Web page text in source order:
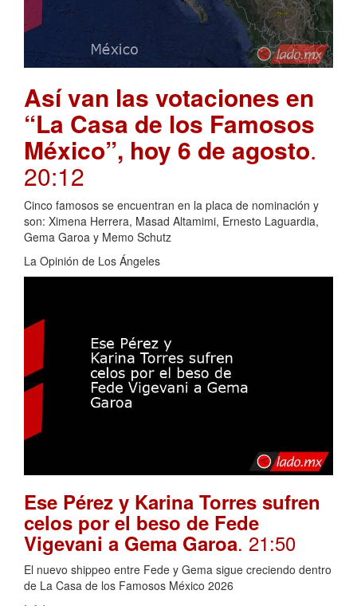
Así van las votaciones en
“La Casa de los Famosos
México”, hoy 6 de agosto.
20:12
Cinco famosos se encuentran en la placa de nominación y
son: Ximena Herrera, Masad Altamimi, Ernesto Laguardia,
Gema Garoa y Memo Schutz
La Opinión de Los Ángeles
Ese Pérez y Karina Torres sufren
celos por el beso de Fede
Vigevani a Gema Garoa. 21:50
El nuevo shippeo entre Fede y Gema sigue creciendo dentro
de La Casa de los Famosos México 2026